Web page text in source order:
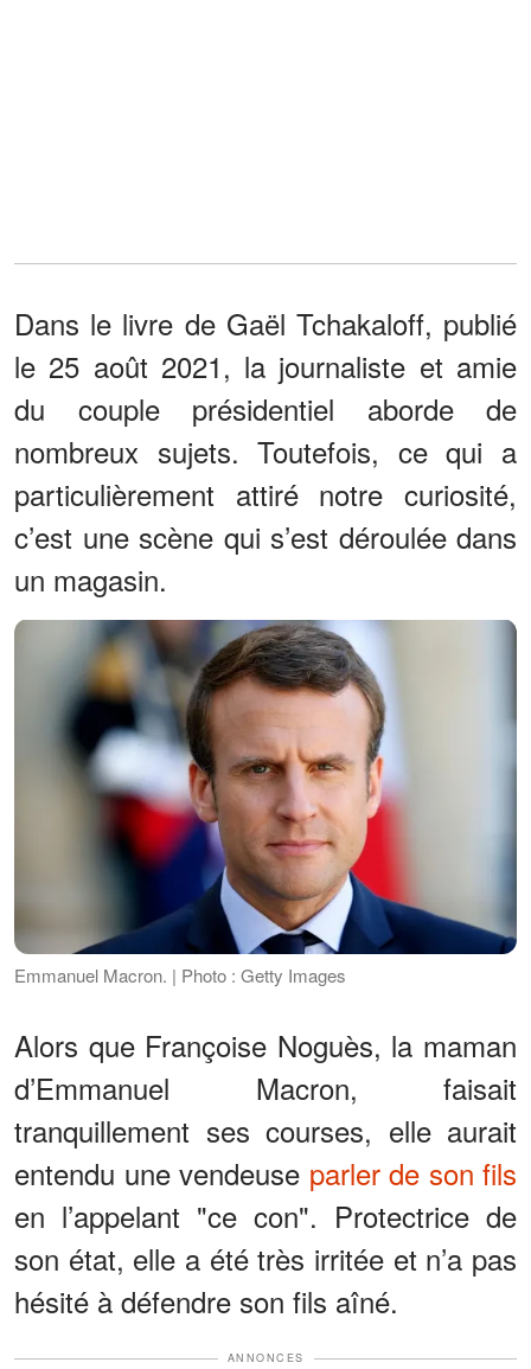
Dans le livre de Gaël Tchakaloff, publié
le 25 août 2021, la journaliste et amie
du couple présidentiel aborde de
nombreux sujets. Toutefois, ce qui a
particulièrement attiré notre curiosité,
c’est une scène qui s’est déroulée dans
un magasin.
Emmanuel Macron. | Photo : Getty Images
Alors que Françoise Noguès, la maman
d’Emmanuel Macron, faisait
tranquillement ses courses, elle aurait
entendu une vendeuse parler de son fils
en l’appelant "ce con". Protectrice de
son état, elle a été très irritée et n’a pas
hésité à défendre son fils aîné.
ANNONCES